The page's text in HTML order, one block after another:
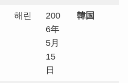
해린
200
6年
5月
15
日
韓国